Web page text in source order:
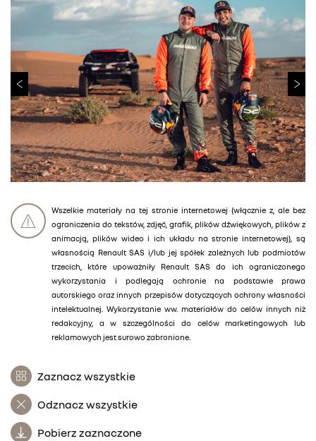
Wszelkie materiały na tej stronie internetowej (włącznie z, ale bez
ograniczenia do tekstów, zdjęć, grafik, plików dźwiękowych, plików z
animacją, plików wideo i ich układu na stronie internetowej), są
własnością Renault SAS i/lub jej spółek zależnych lub podmiotów
trzecich, które upoważniły Renault SAS do ich ograniczonego
wykorzystania i podlegają ochronie na podstawie prawa
autorskiego oraz innych przepisów dotyczących ochrony własności
intelektualnej. Wykorzystanie ww. materiałów do celów innych niż
redakcyjny, a w szczególności do celów marketingowych lub
reklamowych jest surowo zabronione.
Zaznacz wszystkie
Odznacz wszystkie
Pobierz zaznaczone